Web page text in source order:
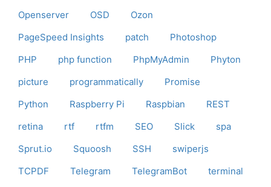
Openserver OSD
Ozon
PageSpeed Insights
patch
Photoshop
PHP
php function PhpMyAdmin
Phyton
picture
programmatically
Promise
Python
Raspberry Pi Raspbian
REST
retina
rtf rtfm SEO Slick
spa
Sprut.io
Squoosh SSH
swiperjs
TCPDF
Telegram TelegramBot
terminal